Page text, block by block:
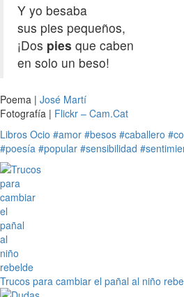
Y yo besaba
sus pies pequeños,
¡Dos pies que caben
en solo un beso!
Poema | José Martí
Fotografía | Flickr – Cam.Cat
Libros Ocio #amor #besos #caballero
#poesía #popular #sensibilidad
Trucos para cambiar el pañal al niño